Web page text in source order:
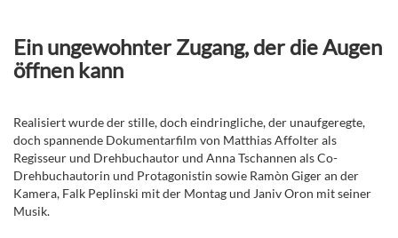
Ein ungewohnter Zugang, der die Augen
öffnen kann
Realisiert wurde der stille, doch eindringliche, der unaufgeregte,
doch spannende Dokumentarfilm von Matthias Affolter als
Regisseur und Drehbuchautor und Anna Tschannen als Co-
Drehbuchautorin und Protagonistin sowie Ramòn Giger an der
Kamera, Falk Peplinski mit der Montag und Janiv Oron mit seiner
Musik.